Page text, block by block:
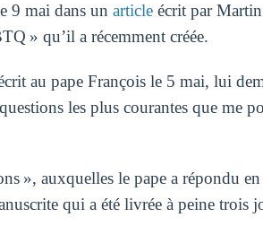
9 mai dans un articleécrit par
» qu’il a récemment créée.
au pape François le 5 mai, lui
les plus courantes que me
», auxquelles le pape a répondu en
qui a été livrée à peine trois